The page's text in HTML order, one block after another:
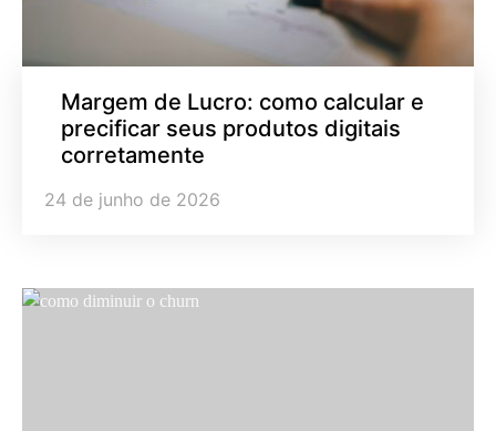
Margem de Lucro: como calcular e
precificar seus produtos digitais
corretamente
24 de junho de 2026